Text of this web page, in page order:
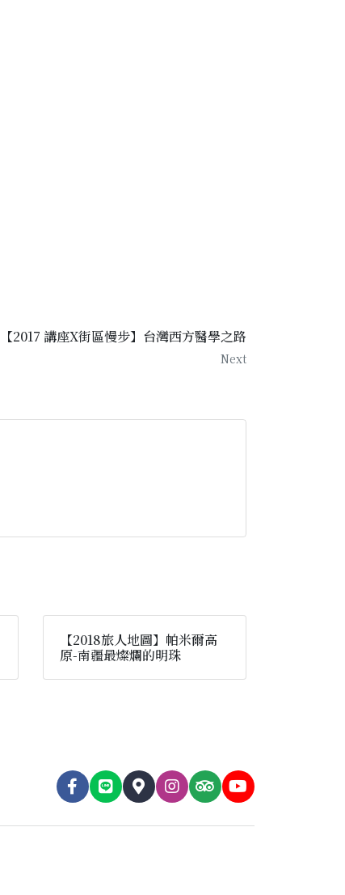
【2017 講座X街區慢步】台灣西方醫學之路
Next
【2018旅人地圖】帕米爾高
原-南疆最燦爛的明珠